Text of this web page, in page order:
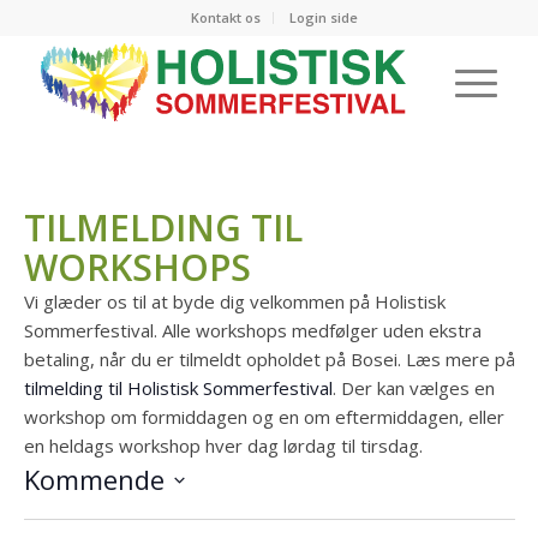
Kontakt os Login side
TILMELDING TIL
WORKSHOPS
Vi glæder os til at byde dig velkommen på Holistisk
Sommerfestival. Alle workshops medfølger uden ekstra
betaling, når du er tilmeldt opholdet på Bosei. Læs mere på
tilmelding til Holistisk Sommerfestival. Der kan vælges en
workshop om formiddagen og en om eftermiddagen, eller
en heldags workshop hver dag lørdag til tirsdag.
Kommende